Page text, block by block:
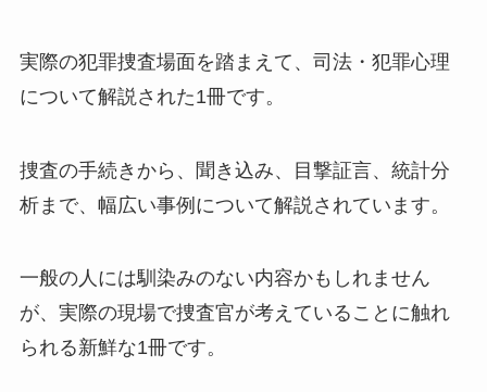
実際の犯罪捜査場面を踏まえて、司法・犯罪心理
について解説された1冊です。
捜査の手続きから、聞き込み、目撃証言、統計分
析まで、幅広い事例について解説されています。
一般の人には馴染みのない内容かもしれません
が、実際の現場で捜査官が考えていることに触れ
られる新鮮な1冊です。